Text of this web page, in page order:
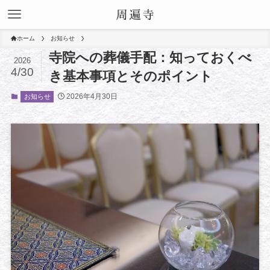
ホーム お知らせ
寺院への葬儀手配：知っておくべ
き基本事項とそのポイント
2026
4/30
お知らせ 2026年4月30日